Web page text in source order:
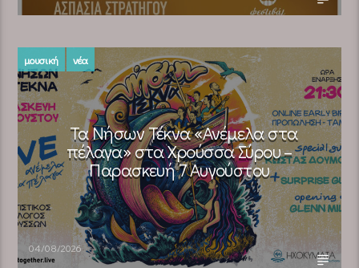
μουσική νέα
Τα Νήσων Τέκνα «Ανέμελα στα
πέλαγα» στα Χρούσσα Σύρου –
Παρασκευή 7 Αυγούστου
04/08/2026